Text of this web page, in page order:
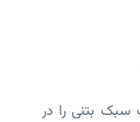
سبک بتنی را در